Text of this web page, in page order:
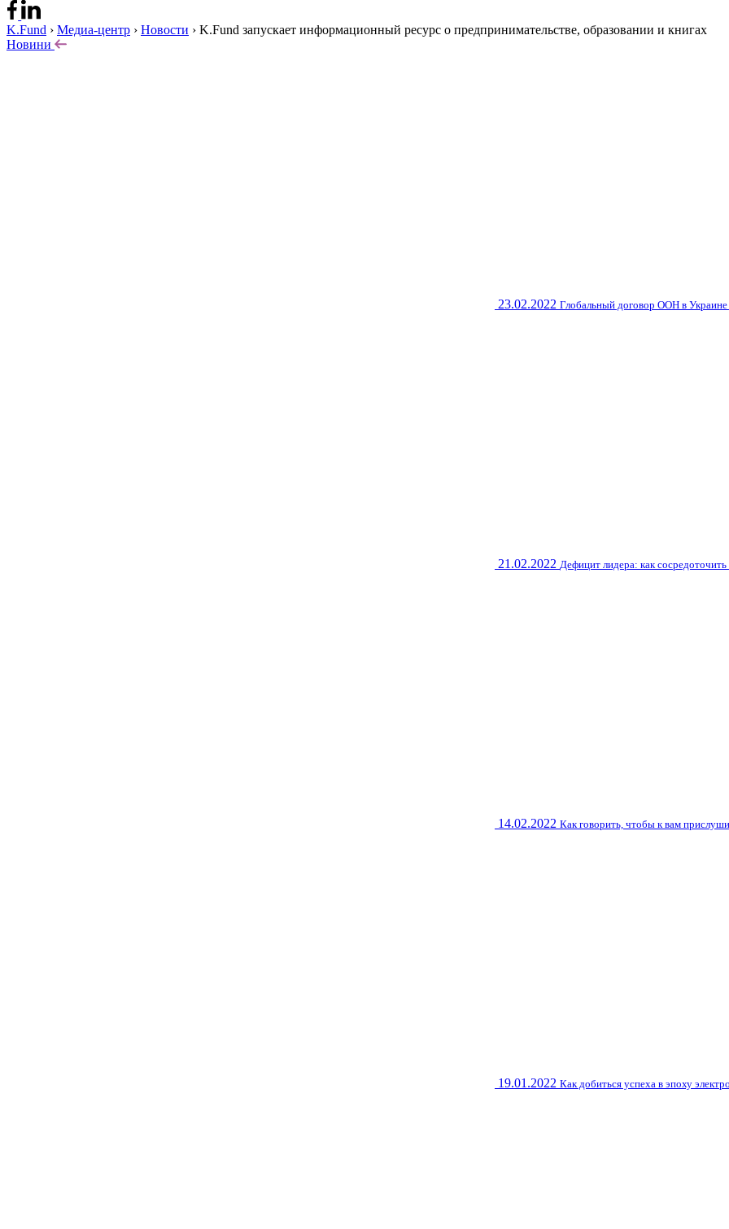
K.Fund › Медиа-центр › Новости › K.Fund запускает информационный ресурс о предпринимательстве, образовании и книгах
Новини
23.02.2022 Глобальный договор ООН в Украине
21.02.2022 Дефицит лидера: как
14.02.2022 Как говорить, чтобы к вам
19.01.2022 Как добиться успеха в эпоху